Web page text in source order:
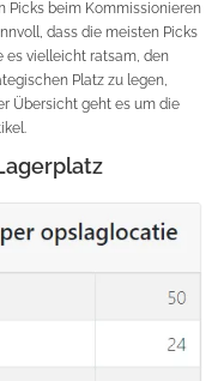
Picks beim Kommissionieren
dass die meisten Picks
es vielleicht ratsam, den
Platz zu legen,
Übersicht geht es um die